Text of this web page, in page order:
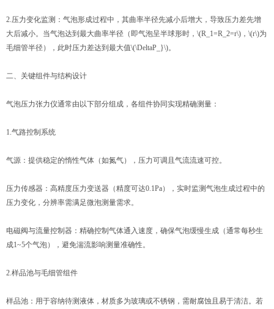
2.压力变化监测：气泡形成过程中，其曲率半径先减小后增大，导致压力差先增
大后减小。当气泡达到最大曲率半径（即气泡呈半球形时，\(R_1=R_2=r\)，\(r\)为
毛细管半径），此时压力差达到最大值\(\DeltaP_}\)。
二、关键组件与结构设计
气泡压力张力仪通常由以下部分组成，各组件协同实现精确测量：
1.气路控制系统
气源：提供稳定的惰性气体（如氮气），压力可调且气流流速可控。
压力传感器：高精度压力变送器（精度可达0.1Pa），实时监测气泡生成过程中的
压力变化，分辨率需满足微泡测量需求。
电磁阀与流量控制器：精确控制气体通入速度，确保气泡缓慢生成（通常每秒生
成1~5个气泡），避免湍流影响测量准确性。
2.样品池与毛细管组件
样品池：用于容纳待测液体，材质多为玻璃或不锈钢，需耐腐蚀且易于清洁。若